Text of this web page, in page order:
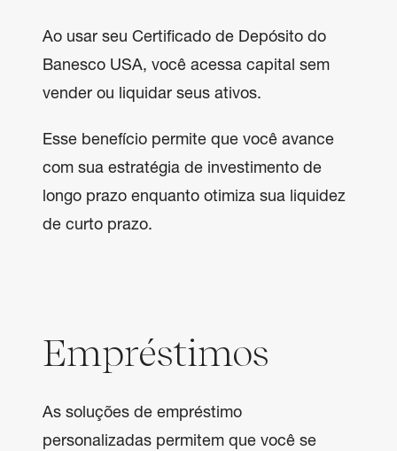
Ao usar seu Certificado de Depósito do
Banesco USA, você acessa capital sem
vender ou liquidar seus ativos.
Esse benefício permite que você avance
com sua estratégia de investimento de
longo prazo enquanto otimiza sua liquidez
de curto prazo.
Empréstimos
As soluções de empréstimo
personalizadas permitem que você se